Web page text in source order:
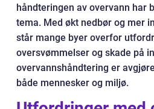
håndteringen av overvann har
tema. Med økt nedbør og mer
står mange byer overfor
oversvømmelser og skade på
overvannshåndtering er
både mennesker og miljø.